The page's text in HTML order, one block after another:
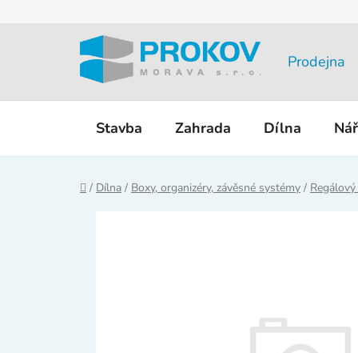
Prodejna
Stavba Zahrada Dílna
Domů
/ Dílna / Boxy, organizéry, závěsné systémy /